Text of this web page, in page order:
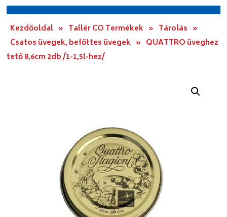
Kezdőoldal » Tallér CO Termékek » Tárolás »
Csatos üvegek, befőttes üvegek » QUATTRO üveghez
tető 8,6cm 2db /1-1,5l-hez/